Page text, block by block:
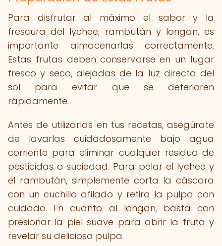
Para disfrutar al máximo el sabor y la
frescura del lychee, rambután y longan, es
importante almacenarlas correctamente.
Estas frutas deben conservarse en un lugar
fresco y seco, alejadas de la luz directa del
sol para evitar que se deterioren
rápidamente.
Antes de utilizarlas en tus recetas, asegúrate
de lavarlas cuidadosamente bajo agua
corriente para eliminar cualquier residuo de
pesticidas o suciedad. Para pelar el lychee y
el rambután, simplemente corta la cáscara
con un cuchillo afilado y retira la pulpa con
cuidado. En cuanto al longan, basta con
presionar la piel suave para abrir la fruta y
revelar su deliciosa pulpa.